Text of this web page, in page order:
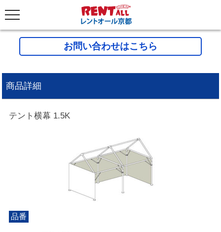
お問い合わせはこちら
商品詳細
テント横幕 1.5K
品番